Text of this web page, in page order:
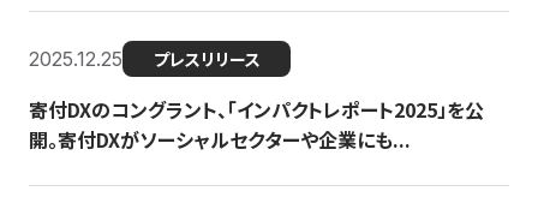
2025.12.25 プレスリリース
寄付DXのコングラント、「インパクトレポート2025」を公
開。寄付DXがソーシャルセクターや企業にも...